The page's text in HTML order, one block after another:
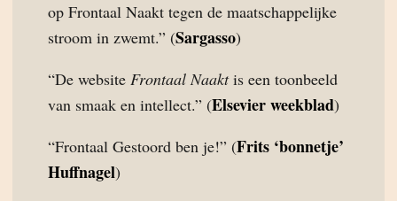
op Frontaal Naakt tegen de maatschappelijke
stroom in zwemt.” (Sargasso)
“De website Frontaal Naaktis een toonbeeld
van smaak en intellect.” (Elsevier weekblad)
“Frontaal Gestoord ben je!” (Frits ‘bonnetje’
Huffnagel)